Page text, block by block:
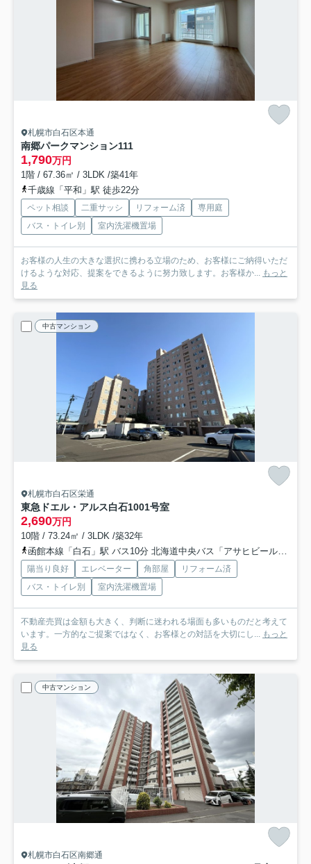
札幌市白石区本通
南郷パークマンション111
1,790万円
1階 / 67.36㎡ / 3LDK /築41年
千歳線「平和」駅 徒歩22分
ペット相談 二重サッシ リフォーム済
専用庭
バス・トイレ別
室内洗濯機置場
お客様の人生の大きな選択に携わる立場のため、お客様にご納得いただ
けるような対応、提案をできるように努力致します。お客様か... もっと
見る
中古マンション
札幌市白石区栄通
東急ドエル・アルス白石1001号室
2,690万円
10階 / 73.24㎡ / 3LDK /築32年
函館本線「白石」駅 バス10分 北海道中央バス「アサヒビール園前」 停歩10分
陽当り良好 エレベーター 角部屋
リフォーム済
バス・トイレ別
室内洗濯機置場
不動産売買は金額も大きく、判断に迷われる場面も多いものだと考えて
います。一方的なご提案ではなく、お客様との対話を大切にし... もっと
見る
中古マンション
札幌市白石区南郷通